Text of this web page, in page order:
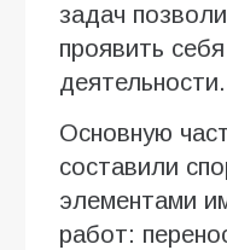
задач
проявить
деятельности.
Основную
составили
элементами
работ: